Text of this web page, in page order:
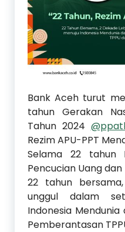
Bank Aceh turut
tahun Gerakan
Tahun 2024
Rezim APU-PPT
Selama 22 tahun
Pencucian Uang
22 tahun
unggul dalam
Indonesia
Pemberantasan